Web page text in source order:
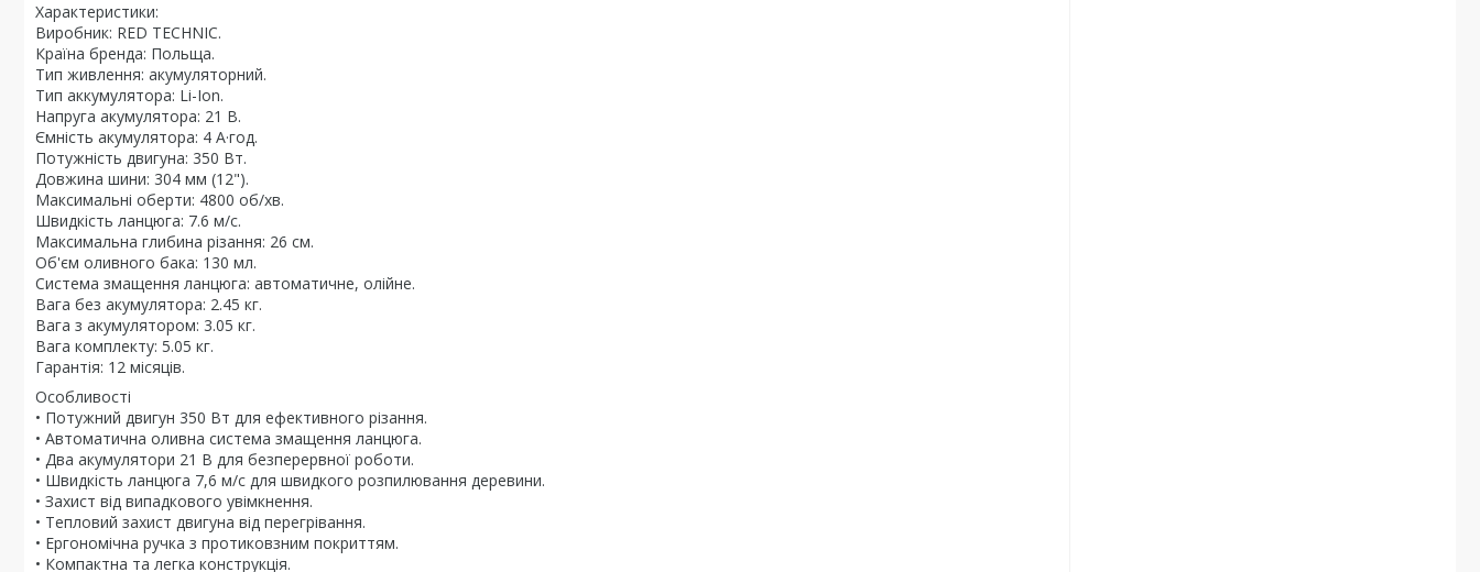
Характеристики:
Виробник: RED TECHNIC.
Країна бренда: Польща.
Тип живлення: акумуляторний.
Тип аккумулятора: Li-Ion.
Напруга акумулятора: 21 В.
Ємність акумулятора: 4 А·год.
Потужність двигуна: 350 Вт.
Довжина шини: 304 мм (12").
Максимальні оберти: 4800 об/хв.
Швидкість ланцюга: 7.6 м/с.
Максимальна глибина різання: 26 см.
Об'єм оливного бака: 130 мл.
Система змащення ланцюга: автоматичне, олійне.
Вага без акумулятора: 2.45 кг.
Вага з акумулятором: 3.05 кг.
Вага комплекту: 5.05 кг.
Гарантія: 12 місяців.
Особливості
• Потужний двигун 350 Вт для ефективного різання.
• Автоматична оливна система змащення ланцюга.
• Два акумулятори 21 В для безперервної роботи.
• Швидкість ланцюга 7,6 м/с для швидкого розпилювання деревини.
• Захист від випадкового увімкнення.
• Тепловий захист двигуна від перегрівання.
• Ергономічна ручка з протиковзним покриттям.
• Компактна та легка конструкція.